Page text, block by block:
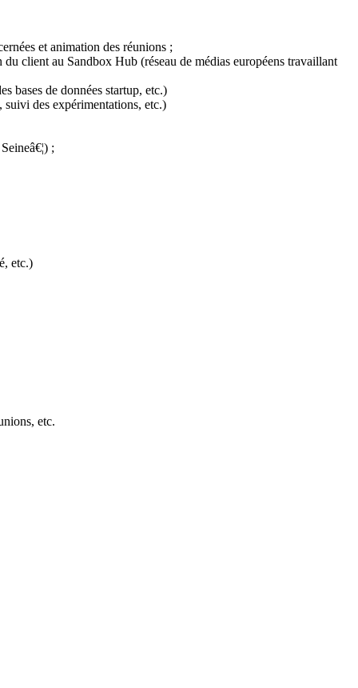
et animation des réunions ;
client au Sandbox Hub (réseau de médias européens travaillant
bases de données startup, etc.)
des expérimentations, etc.)
;
etc.)
etc.